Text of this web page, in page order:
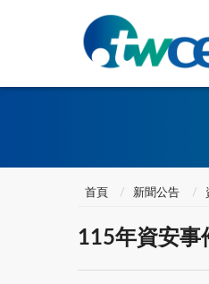
首頁 新聞公告
115年資安事